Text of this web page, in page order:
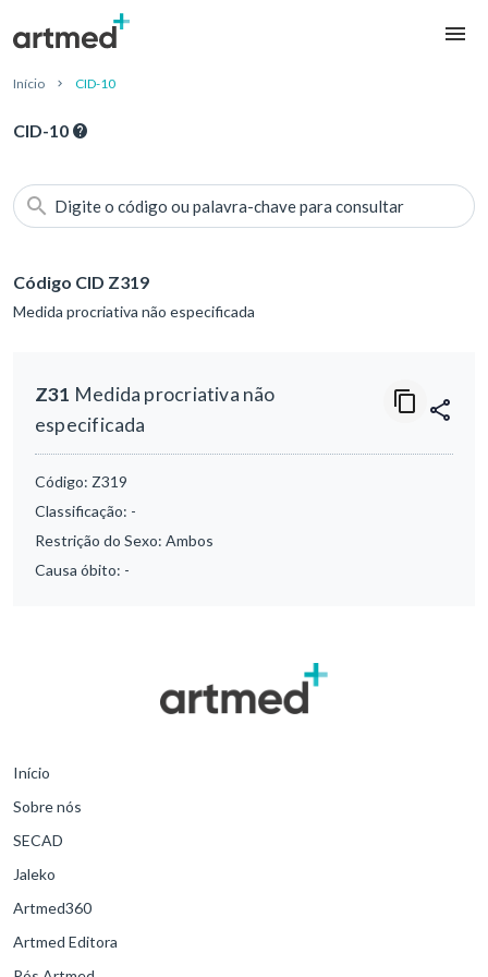
Início CID-10
CID-10
Digite o código ou palavra-chave para consultar
Código CID Z319
Medida procriativa não especificada
Z31 Medida procriativa não
especificada
Código: Z319
Classificação: -
Restrição do Sexo: Ambos
Causa óbito: -
Início
Sobre nós
SECAD
Jaleko
Artmed360
Artmed Editora